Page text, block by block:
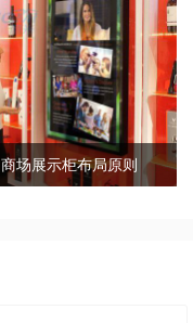
商场展示柜布局原则